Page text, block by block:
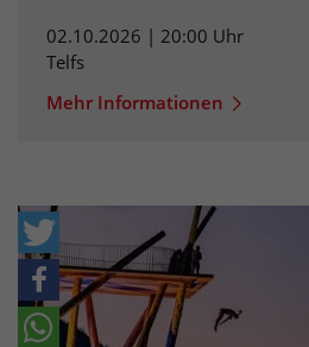
02.10.2026 | 20:00 Uhr
Telfs
Mehr Informationen